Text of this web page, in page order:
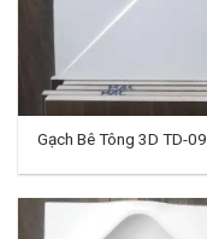
Gạch Bê Tông 3D TD-09